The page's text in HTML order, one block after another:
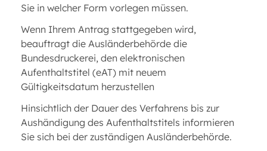
Sie in welcher Form vorlegen müssen.
Wenn Ihrem Antrag stattgegeben wird,
beauftragt die Ausländerbehörde die
Bundesdruckerei, den elektronischen
Aufenthaltstitel (eAT) mit neuem
Gültigkeitsdatum herzustellen
Hinsichtlich der Dauer des Verfahrens bis zur
Aushändigung des Aufenthaltstitels informieren
Sie sich bei der zuständigen Ausländerbehörde.